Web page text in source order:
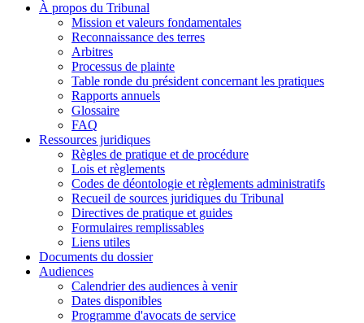
À propos du Tribunal
Mission et valeurs fondamentales
Reconnaissance des terres
Arbitres
Processus de plainte
Table ronde du président concernant les pratiques
Rapports annuels
Glossaire
FAQ
Ressources juridiques
Règles de pratique et de procédure
Lois et règlements
Codes de déontologie et règlements administratifs
Recueil de sources juridiques du Tribunal
Directives de pratique et guides
Formulaires remplissables
Liens utiles
Documents du dossier
Audiences
Calendrier des audiences à venir
Dates disponibles
Programme d'avocats de service